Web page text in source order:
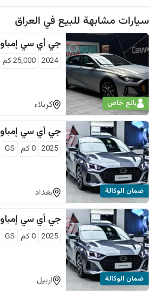
سيارات مشابهة للبيع في العراق
بائع خاص
جي أي سي إمباو
2024
25,000كم
كربلاء
ضمان الوكالة
جي أي سي إمباو
2025
0كم GS
بغداد
ضمان الوكالة
جي أي سي إمباو
2025
0كم GS
اربيل